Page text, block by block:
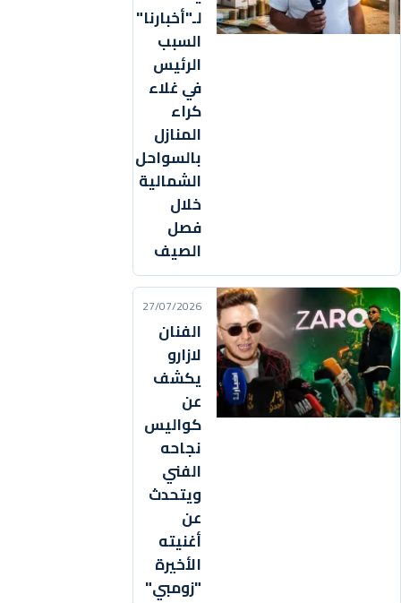
لـ"أخبارنا"
السبب
الرئيس
في غلاء
كراء
المنازل
بالسواحل
الشمالية
خلال
فصل
الصيف
27/07/2026
الفنان
لازارو
يكشف
عن
كواليس
نجاحه
الفني
ويتحدث
عن
أغنيته
الأخيرة
"زومبي"